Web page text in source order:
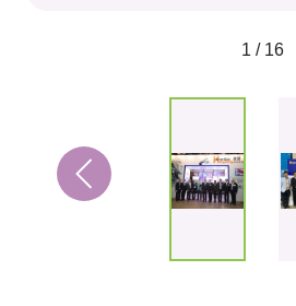
1 / 16